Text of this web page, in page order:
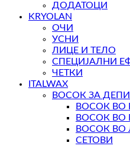
ДОДАТОЦИ
KRYOLAN
ОЧИ
УСНИ
ЛИЦЕ И ТЕЛО
СПЕЦИЈАЛНИ
ЧЕТКИ
ITALWAX
ВОСОК ЗА
ВОСОК ВО
ВОСОК ВО
ВОСОК ВО
СЕТОВИ